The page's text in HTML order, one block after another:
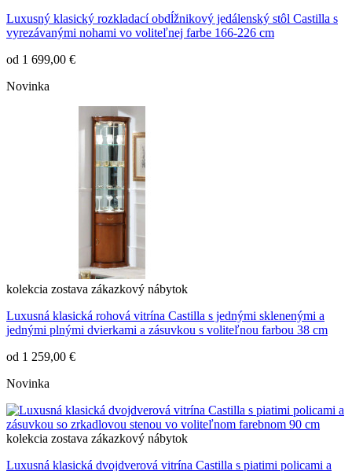
Luxusný klasický rozkladací obdĺžnikový jedálenský stôl Castilla s
vyrezávanými nohami vo voliteľnej farbe 166-226 cm
od 1 699,00 €
Novinka
kolekcia zostava zákazkový nábytok
Luxusná klasická rohová vitrína Castilla s jednými sklenenými a
jednými plnými dvierkami a zásuvkou s voliteľnou farbou 38 cm
od 1 259,00 €
Novinka
kolekcia zostava zákazkový nábytok
Luxusná klasická dvojdverová vitrína Castilla s piatimi policami a